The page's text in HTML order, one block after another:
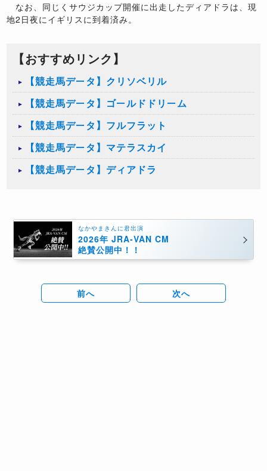
なお、同じくサウジカップ開催に出走したディアドラは、現
地2日夜にイギリスに到着済み。
【おすすめリンク】
【競走馬データ】クリソベリル
【競走馬データ】ゴールドドリーム
【競走馬データ】フルフラット
【競走馬データ】マテラスカイ
【競走馬データ】ディアドラ
なかやまきんに君出演
2026年 JRA-VAN CM
絶賛公開中！！
前へ 次へ